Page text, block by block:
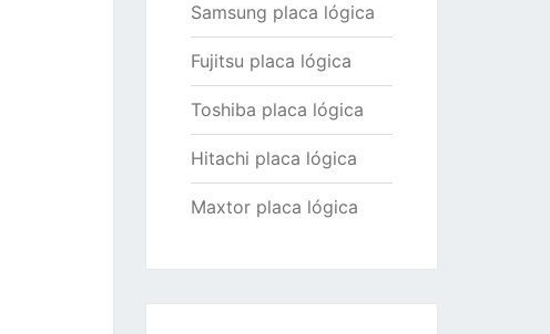
Samsung placa lógica
Fujitsu placa lógica
Toshiba placa lógica
Hitachi placa lógica
Maxtor placa lógica